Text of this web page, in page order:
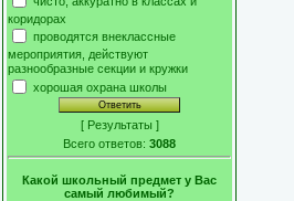
коридорах
проводятся внеклассные
мероприятия, действуют
разнообразные секции и кружки
хорошая охрана школы
[ Результаты ]
Всего ответов: 3088
Какой школьный предмет у Вас
самый любимый?